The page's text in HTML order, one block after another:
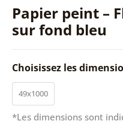
Papier peint –
sur fond bleu
Choisissez les
49x1000
*Les dimensions sont